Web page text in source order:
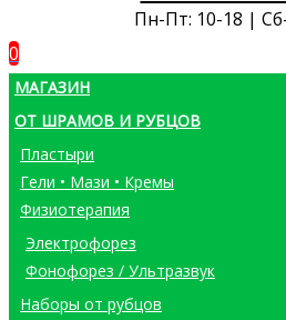
Пн-Пт: 10-18 |
0
МАГАЗИН
ОТ ШРАМОВ И РУБЦОВ
Пластыри
Гели • Мази • Кремы
Физиотерапия
Электрофорез
Фонофорез / Ультразвук
Наборы от рубцов